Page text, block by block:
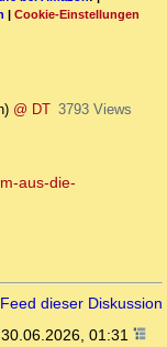
| Cookie-Einstellungen
@ DT 3793 Views
aus-die-
dieser Diskussion
30.06.2026, 01:31